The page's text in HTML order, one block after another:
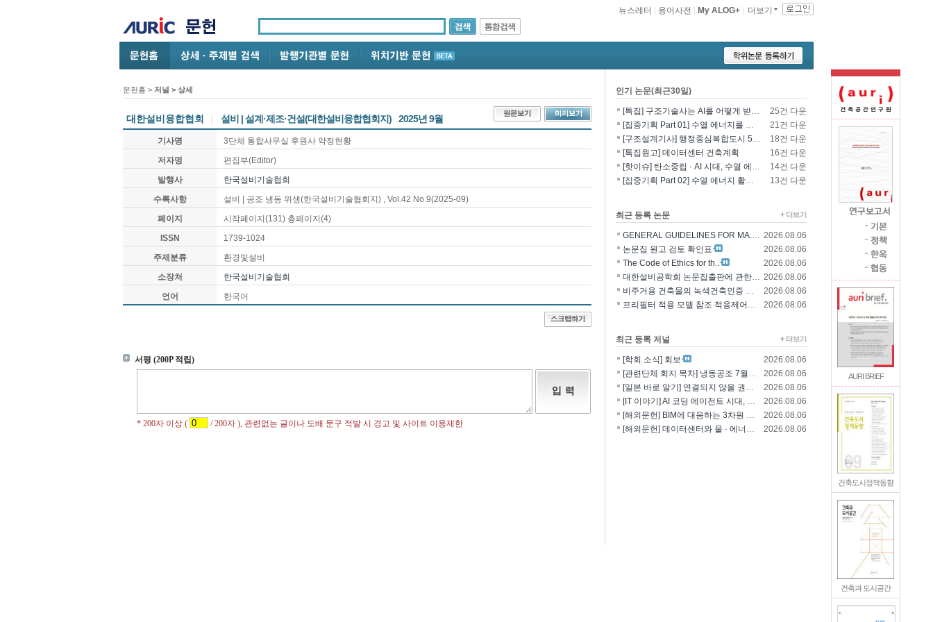
AURI BRIEF
건축도시정책동향
건축과 도시공간
더보기
My ALOG+
용어사전
뉴스레터
문헌홈 > 저널 > 상세
대한설비융합협회 | 설비 | 설계·제조·건설(대한설비융합협회지) 2025년 9월
기사명
3단체 통합사무실 후원사 약정현황
저자명
편집부(Editor)
발행사
한국설비기술협회
수록사항
설비 | 공조 냉동 위생(한국설비기술협회지) , Vol.42 No.9(2025-09)
페이지
시작페이지(131) 총페이지(4)
ISSN
1739-1024
주제분류
환경및설비
소장처
한국설비기술협회
언어
한국어
인기 논문(최근30일)
[특집] 구조기술사는 AI를 어떻게 받아들일 것인가? - 영국구조기술사회의 AI 및 L..
25건 다운
[집중기획 Part 01] 수열 에너지를 이용한 건물 냉난방 및 데이터센터 냉각
21건 다운
[구조설계기사] 행정중심복합도시 5-1생활권 L5BL 공공주택 건설공사 모듈러 건축물 ..
18건 다운
[특집원고] 데이터센터 건축계획
16건 다운
[핫이슈] 탄소중립 · AI 시대, 수열 에너지 기술의 재조명과 고도화 방향
14건 다운
[집중기획 Part 02] 수열 에너지 활용 기술 및 수열 플랜트 적용
13건 다운
최근 등록 논문
GENERAL GUIDELINES FOR MA.. 2026.08.06
논문집 원고 검토 확인표
2026.08.06
The Code of Ethics for th..
2026.08.06
대한설비공학회 논문집출판에 관한 윤리규정 2026.08.06
비주거용 건축물의 녹색건축인증 에너지 및 환경..
2026.08.06
프리필터 적용 모델 참조 적응제어에 의한 가변..
2026.08.06
최근 등록 저널
[학회 소식] 회보
2026.08.06
[관련단체 회지 목차] 냉동공조 7월호(한국냉..
2026.08.06
[일본 바로 알기] 연결되지 않을 권리를 찾는..
2026.08.06
[IT 이야기] AI 코딩 에이전트 시대, 엔..
2026.08.06
[해외문헌] BIM에 대응하는 3차원 건축 설..
2026.08.06
[해외문헌] 데이터센터와 물 · 에너지의 통합..
2026.08.06